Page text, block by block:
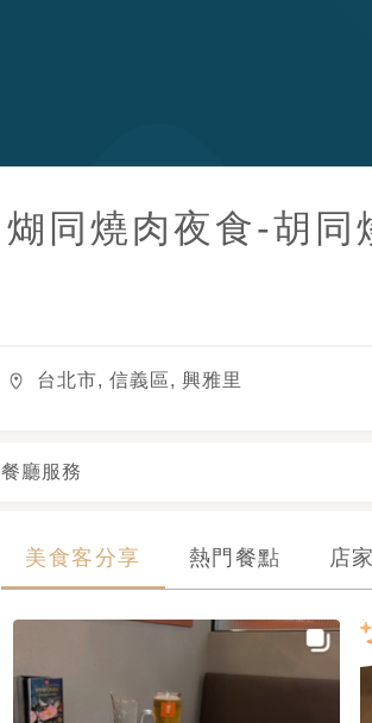
煳同燒肉夜食-胡同
台北市, 信義區, 興雅里
餐廳服務
美食客分享 熱門餐點 店